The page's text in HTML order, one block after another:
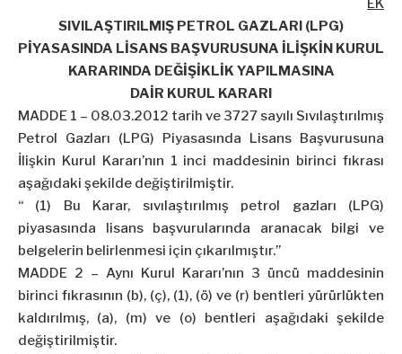
EK
SIVILAŞTIRILMIŞ PETROL GAZLARI (LPG)
PİYASASINDA LİSANS BAŞVURUSUNA İLİŞKİN KURUL
KARARINDA DEĞİŞİKLİK YAPILMASINA
DAİR KURUL KARARI
MADDE 1 – 08.03.2012 tarih ve 3727 sayılı Sıvılaştırılmış
Petrol Gazları (LPG) Piyasasında Lisans Başvurusuna
İlişkin Kurul Kararı’nın 1 inci maddesinin birinci fıkrası
aşağıdaki şekilde değiştirilmiştir.
“ (1) Bu Karar, sıvılaştırılmış petrol gazları (LPG)
piyasasında lisans başvurularında aranacak bilgi ve
belgelerin belirlenmesi için çıkarılmıştır.”
MADDE 2 – Aynı Kurul Kararı’nın 3 üncü maddesinin
birinci fıkrasının (b), (ç), (1), (ö) ve (r) bentleri yürürlükten
kaldırılmış, (a), (m) ve (o) bentleri aşağıdaki şekilde
değiştirilmiştir.